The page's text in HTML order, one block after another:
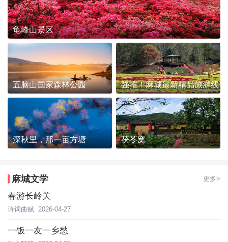
龟峰山景区
五脑山国家森林公园 强推！麻城最新精品旅游线
路发布~
深秋里，那一亩方塘 茯苓窝
麻城文学 更多>
春游长岭关
诗词曲赋 2026-04-27
一饭一友一乡愁